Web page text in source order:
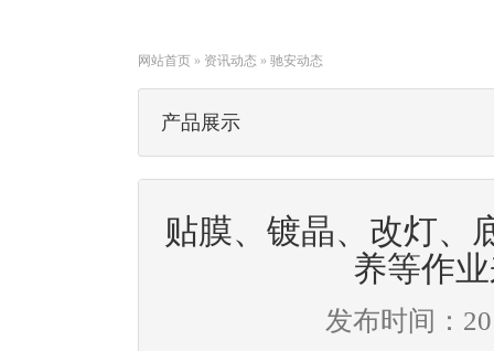
网站首页 » 资讯动态 » 驰安动态
产品展示
贴膜、镀晶、改灯、
养等作
发布时间：